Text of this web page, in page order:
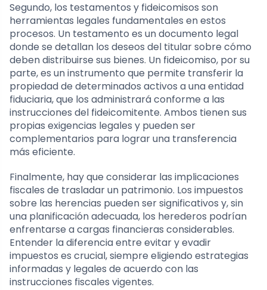
Segundo, los testamentos y fideicomisos son
herramientas legales fundamentales en estos
procesos. Un testamento es un documento legal
donde se detallan los deseos del titular sobre cómo
deben distribuirse sus bienes. Un fideicomiso, por su
parte, es un instrumento que permite transferir la
propiedad de determinados activos a una entidad
fiduciaria, que los administrará conforme a las
instrucciones del fideicomitente. Ambos tienen sus
propias exigencias legales y pueden ser
complementarios para lograr una transferencia
más eficiente.
Finalmente, hay que considerar las implicaciones
fiscales de trasladar un patrimonio. Los impuestos
sobre las herencias pueden ser significativos y, sin
una planificación adecuada, los herederos podrían
enfrentarse a cargas financieras considerables.
Entender la diferencia entre evitar y evadir
impuestos es crucial, siempre eligiendo estrategias
informadas y legales de acuerdo con las
instrucciones fiscales vigentes.